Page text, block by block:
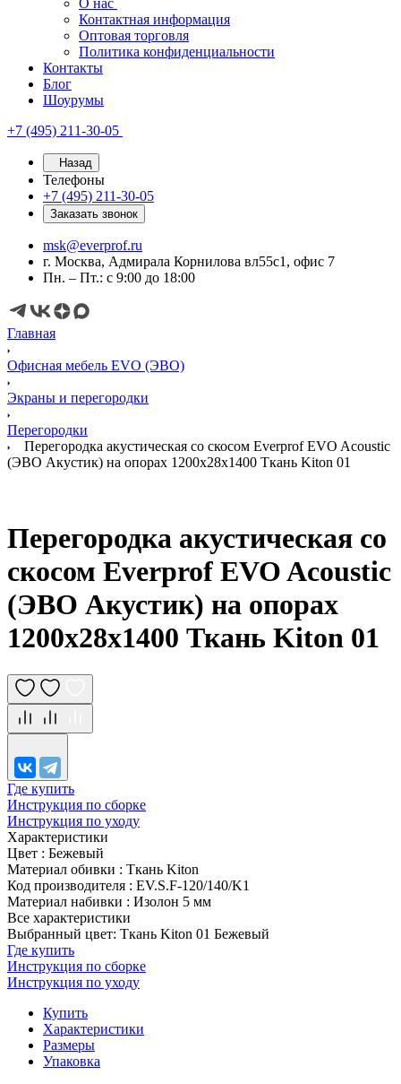
О нас
Контактная информация
Оптовая торговля
Политика конфиденциальности
Контакты
Блог
Шоурумы
+7 (495) 211-30-05
Назад
Телефоны
+7 (495) 211-30-05
Заказать звонок
msk@everprof.ru
г. Москва, Адмирала Корнилова вл55с1, офис 7
Пн. – Пт.: с 9:00 до 18:00
Главная
Офисная мебель EVO (ЭВО)
Экраны и перегородки
Перегородки
Перегородка акустическая со скосом Everprof EVO Acoustic
(ЭВО Акустик) на опорах 1200х28х1400 Ткань Kiton 01
Перегородка акустическая со
скосом Everprof EVO Acoustic
(ЭВО Акустик) на опорах
1200х28х1400 Ткань Kiton 01
Где купить
Инструкция по сборке
Инструкция по уходу
Характеристики
Цвет : Бежевый
Материал обивки : Ткань Kiton
Код производителя : EV.S.F-120/140/K1
Материал набивки : Изолон 5 мм
Все характеристики
Выбранный цвет: Ткань Kiton 01 Бежевый
Где купить
Инструкция по сборке
Инструкция по уходу
Купить
Характеристики
Размеры
Упаковка